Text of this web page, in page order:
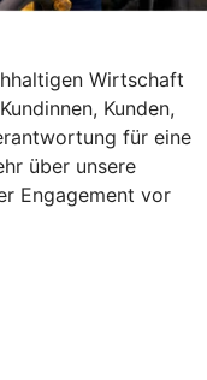
Wirtschaft
Kunden,
für eine
über unsere
Engagement vor